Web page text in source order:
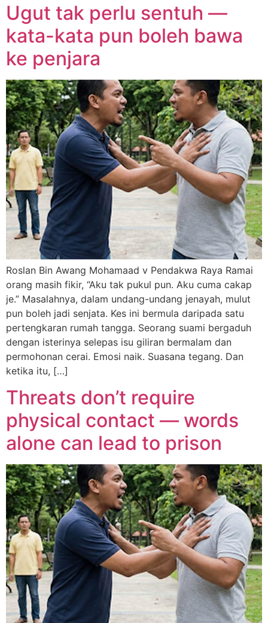
Ugut tak perlu sentuh —
kata-kata pun boleh bawa
ke penjara
Roslan Bin Awang Mohamaad v Pendakwa Raya Ramai
orang masih fikir, “Aku tak pukul pun. Aku cuma cakap
je.” Masalahnya, dalam undang-undang jenayah, mulut
pun boleh jadi senjata. Kes ini bermula daripada satu
pertengkaran rumah tangga. Seorang suami bergaduh
dengan isterinya selepas isu giliran bermalam dan
permohonan cerai. Emosi naik. Suasana tegang. Dan
ketika itu, […]
Threats don’t require
physical contact — words
alone can lead to prison